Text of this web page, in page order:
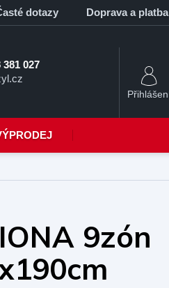
dotazy Doprava a platba
027
9zón